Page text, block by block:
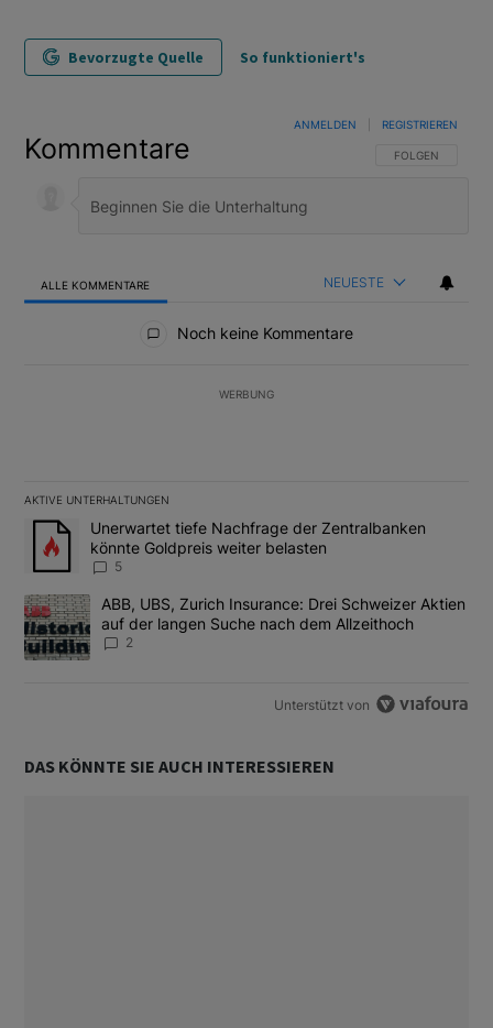
Bevorzugte Quelle So funktioniert's
Kommentare FOLGE DIESER
FOLGEN
ANMELDEN REGISTRIEREN
ALLE KOMMENTARE NEUESTE
Noch keine Kommentare
WERBUNG
AKTIVE UNTERHALTUNGEN
Das Folgende ist eine Liste der am meisten kommentierten
Ein Trendartikel mit dem Titel "Unerwartet tiefe Nachfrage der
Unerwartet tiefe Nachfrage der Zentralbanken
könnte Goldpreis weiter belasten
5
Ein Trendartikel mit dem Titel "ABB, UBS, Zurich Insurance:
ABB, UBS, Zurich Insurance: Drei Schweizer Aktien
auf der langen Suche nach dem Allzeithoch
2
Unterstützt von
DAS KÖNNTE SIE AUCH INTERESSIEREN